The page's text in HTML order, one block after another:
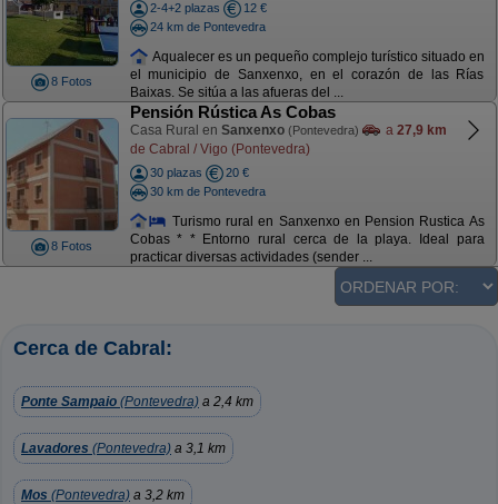
8 Fotos
2-4+2 plazas
12 €
24 km de Pontevedra
Aqualecer es un pequeño complejo turístico situado en
el municipio de Sanxenxo, en el corazón de las Rías
Baixas. Se sitúa a las afueras del ...
8 Fotos
Pensión Rústica As Cobas
Casa Rural en Sanxenxo (Pontevedra) a 27,9 km
de Cabral / Vigo (Pontevedra)
30 plazas
20 €
30 km de Pontevedra
Turismo rural en Sanxenxo en Pension Rustica As
Cobas * * Entorno rural cerca de la playa. Ideal para
practicar diversas actividades (sender ...
Cerca de Cabral:
Ponte Sampaio (Pontevedra) a 2,4 km
Lavadores (Pontevedra) a 3,1 km
Mos (Pontevedra) a 3,2 km